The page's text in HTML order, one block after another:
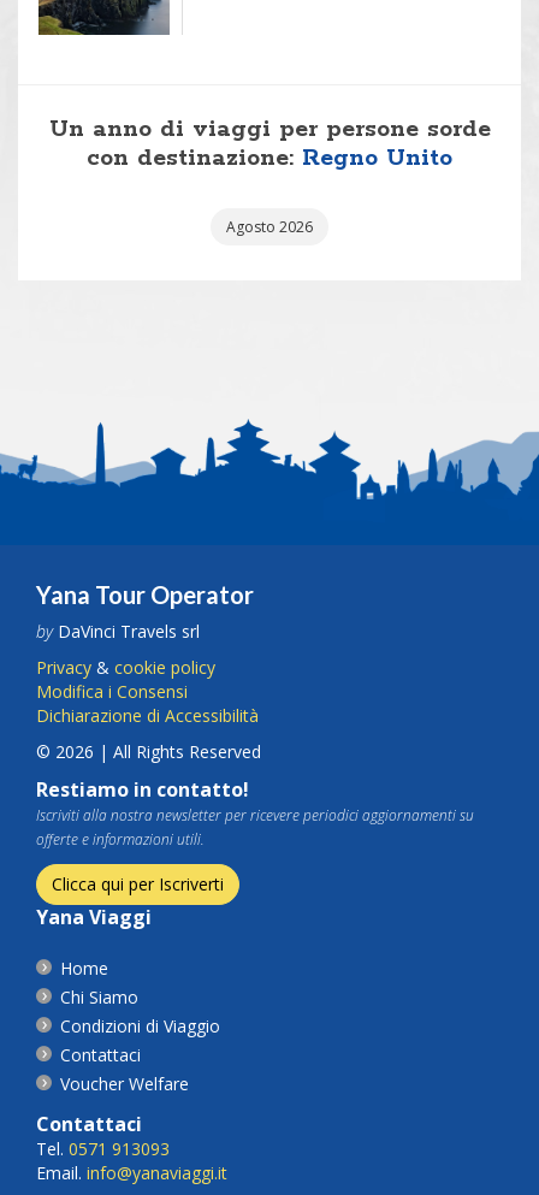
Un anno di viaggi per persone sorde
con destinazione: Regno Unito
Agosto 2026
Yana Tour Operator
byDaVinci Travels srl
Privacy & cookie policy
Modifica i Consensi
Dichiarazione di Accessibilità
© 2026 | All Rights Reserved
Restiamo in contatto!
Iscriviti alla nostra newsletter per ricevere periodici aggiornamenti su
offerte e informazioni utili.
Clicca qui per Iscriverti
Yana Viaggi
Home
Chi Siamo
Condizioni di Viaggio
Contattaci
Voucher Welfare
Contattaci
Tel. 0571 913093
Email. info@yanaviaggi.it